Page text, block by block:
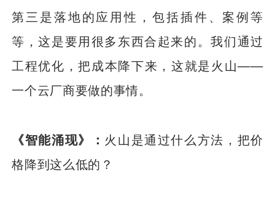
第三是落地的应用性，包括插件、案例等
等，这是要用很多东西合起来的。我们通过
工程优化，把成本降下来，这就是火山——
一个云厂商要做的事情。
《智能涌现》： 火山是通过什么方法，把价
格降到这么低的？